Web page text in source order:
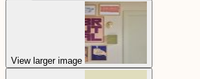
View larger image